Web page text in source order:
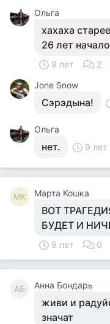
Ольга
хахаха
26 лет
9 лет 2
Jone Snow
Сэрэдына!
Ольга
нет. 9 лет
МК Марта Кошка
ВОТ
БУДЕТ И
9 лет 0
АБ Анна Бондарь
живи и
значат